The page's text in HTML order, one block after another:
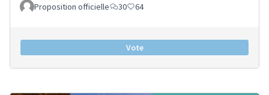
Proposition officielle 30 64
Vote